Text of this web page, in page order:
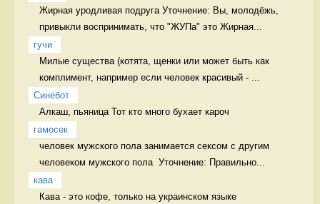
Жирная уродливая подруга Уточнение: Вы, молодёжь,
привыкли воспринимать, что "ЖУПа" это Жирная...
гучи
Милые существа (котята, щенки или может быть как
комплимент, например если человек красивый - ...
Синебот
Алкаш, пьяница Тот кто много бухает кароч
гамосек
человек мужского пола занимается сексом с другим
человеком мужского пола  Уточнение: Правильно...
кава
Кава - это кофе, только на украинском языке